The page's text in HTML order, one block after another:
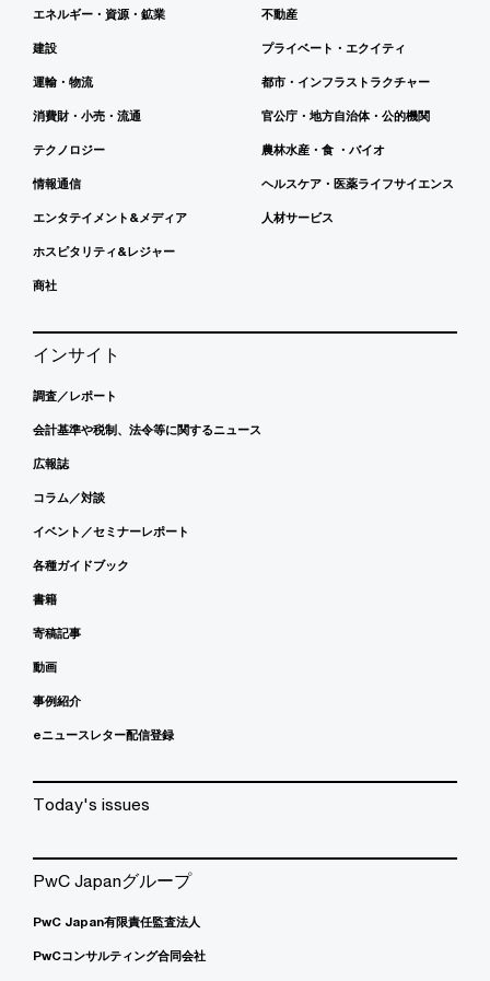
エネルギー・資源・鉱業
建設
運輸・物流
消費財・小売・流通
テクノロジー
情報通信
エンタテイメント&メディア
ホスピタリティ&レジャー
商社
不動産
プライベート・エクイティ
都市・インフラストラクチャー
官公庁・地方自治体・公的機関
農林水産・食 ・バイオ
ヘルスケア・医薬ライフサイエンス
人材サービス
インサイト
調査／レポート
会計基準や税制、法令等に関するニュース
広報誌
コラム／対談
イベント／セミナーレポート
各種ガイドブック
書籍
寄稿記事
動画
事例紹介
eニュースレター配信登録
Today's issues
PwC Japanグループ
PwC Japan有限責任監査法人
PwCコンサルティング合同会社